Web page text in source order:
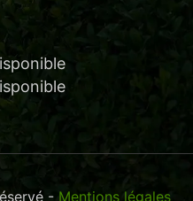
- Mentions légales